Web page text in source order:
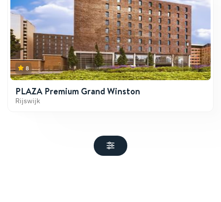
8
PLAZA Premium Grand Winston
Rijswijk